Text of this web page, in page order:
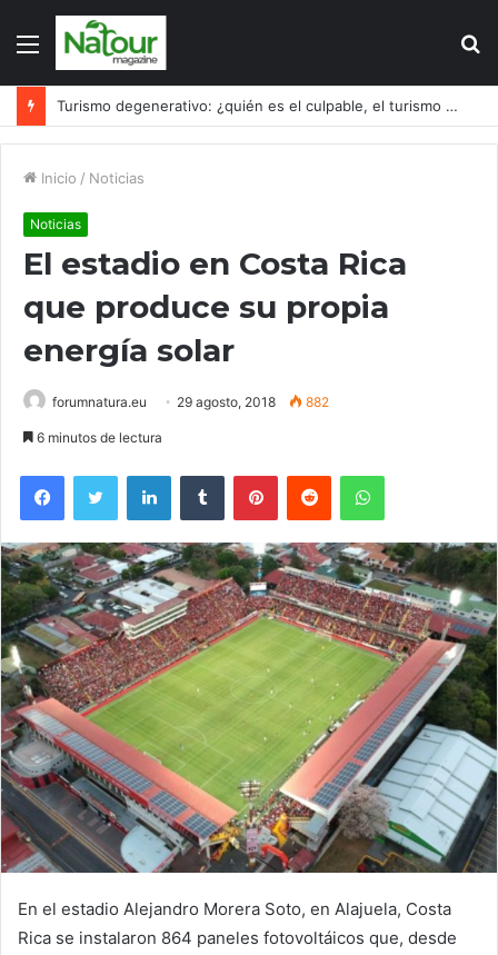
Menú
Turismo degenerativo: ¿quién es el culpable, el turismo o los turistas?
Inicio / Noticias
Noticias
El estadio en Costa Rica
que produce su propia
energía solar
forumnatura.eu 29 agosto, 2018 882
6 minutos de lectura
FacebookTwitter LinkedInTumblr PinterestReddit WhatsApp
En el estadio Alejandro Morera Soto, en Alajuela, Costa
Rica se instalaron 864 paneles fotovoltáicos que, desde